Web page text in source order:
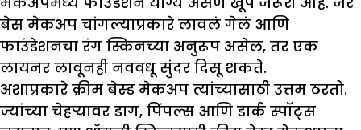
बेस मेकअप चांगल्याप्रकारे लावलं गेलं आणि
फाउंडेशनचा रंग स्किनच्या अनुरूप असेल, तर एक
लायनर लावूनही नववधू सुंदर दिसू शकते.
अशाप्रकारे क्रीम बेस्ड मेकअप त्यांच्यासाठी उत्तम ठरतो.
ज्यांच्या चेहऱ्यावर डाग, पिंपल्स आणि डार्क स्पॉट्स